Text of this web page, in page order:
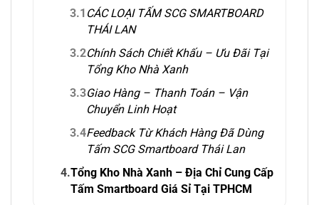
3.1 CÁC LOẠI TẤM SCG SMARTBOARD
THÁI LAN
3.2Chính Sách Chiết Khấu – Ưu Đãi Tại
Tổng Kho Nhà Xanh
3.3Giao Hàng – Thanh Toán – Vận
Chuyển Linh Hoạt
3.4Feedback Từ Khách Hàng Đã Dùng
Tấm SCG Smartboard Thái Lan
4.Tổng Kho Nhà Xanh – Địa Chỉ Cung Cấp
Tấm Smartboard Giá Sỉ Tại TPHCM